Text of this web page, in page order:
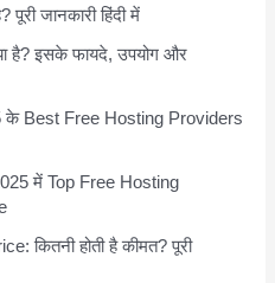
जानकारी हिंदी में
है? इसके फायदे, उपयोग और
के Best Free Hosting Providers
में Top Free Hosting
कितनी होती है कीमत? पूरी